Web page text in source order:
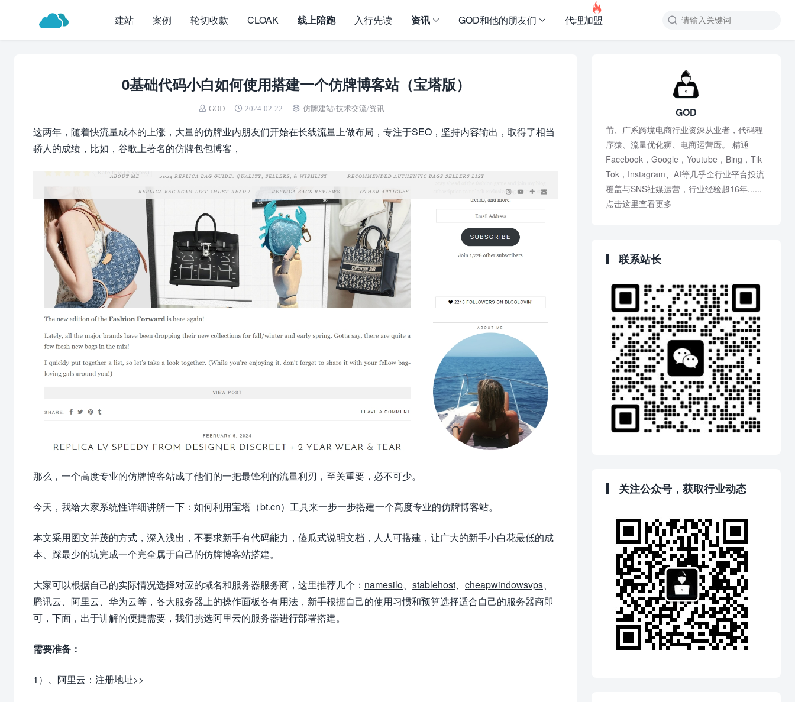
建站 案例 轮切收款 CLOAK 线上陪跑 入行先读 资讯 GOD和他的朋友们 代理加盟

0基础代码小白如何使用搭建一个仿牌博客站（宝塔版）
GOD 2024-02-22 仿牌建站/技术交流/资讯
这两年，随着快流量成本的上涨，大量的仿牌业内朋友们开始在长线流量上做布局，专注于SEO，坚持内容输出，取得了相当
骄人的成绩，比如，谷歌上著名的仿牌包包博客，
那么，一个高度专业的仿牌博客站成了他们的一把最锋利的流量利刃，至关重要，必不可少。
今天，我给大家系统性详细讲解一下：如何利用宝塔（bt.cn）工具来一步一步搭建一个高度专业的仿牌博客站。
本文采用图文并茂的方式，深入浅出，不要求新手有代码能力，傻瓜式说明文档，人人可搭建，让广大的新手小白花最低的成
本、踩最少的坑完成一个完全属于自己的仿牌博客站搭建。
大家可以根据自己的实际情况选择对应的域名和服务器服务商，这里推荐几个： namesilo、 stablehost、 cheapwindowsvps、
腾讯云、 阿里云、 华为云等，各大服务器上的操作面板各有用法，新手根据自己的使用习惯和预算选择适合自己的服务器商即
可，下面，出于讲解的便捷需要，我们挑选阿里云的服务器进行部署搭建。
需要准备：
1）、阿里云： 注册地址>>
GOD
莆、广系跨境电商行业资深从业者，代码程
序猿、流量优化狮、电商运营鹰。 精通
Facebook，Google，Youtube，Bing，Tik
Tok，Instagram、AI等几乎全行业平台投流
覆盖与SNS社媒运营，行业经验超16年......
点击这里查看更多
联系站长
关注公众号，获取行业动态